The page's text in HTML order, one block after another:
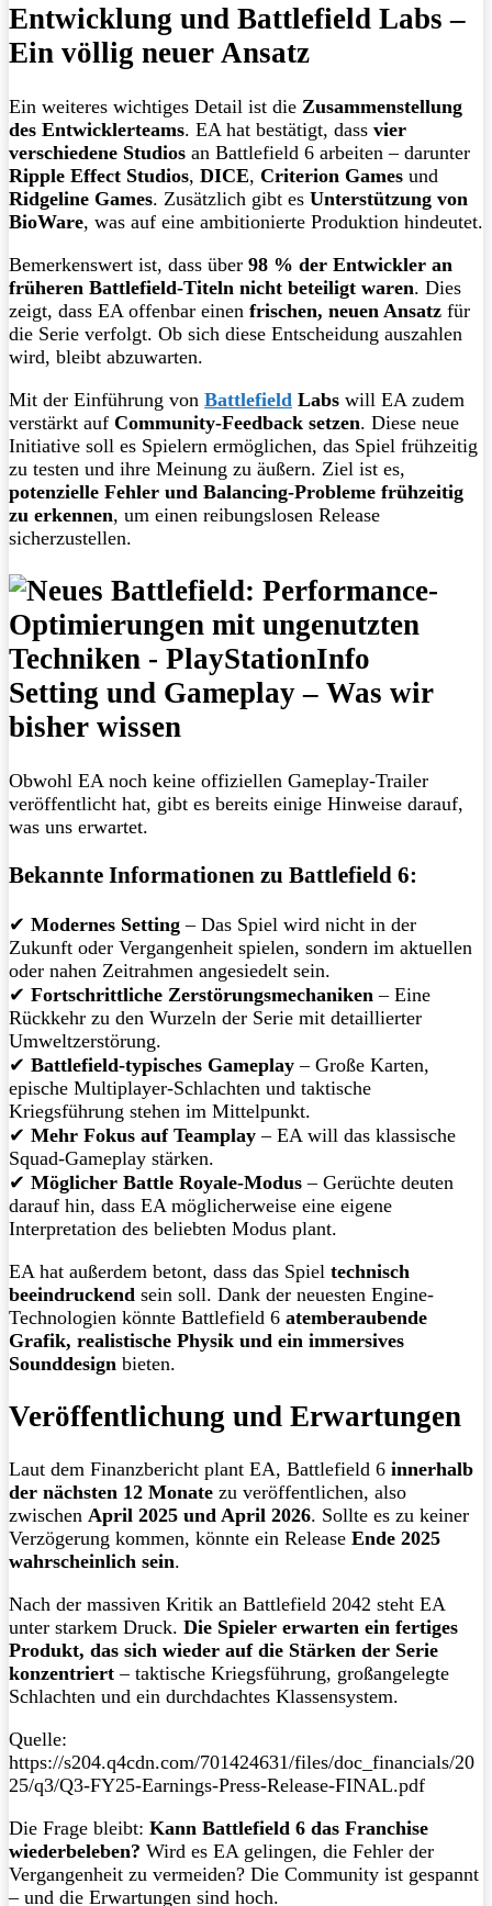
Entwicklung und Battlefield Labs –
Ein völlig neuer Ansatz
Ein weiteres wichtiges Detail ist die Zusammenstellung
des Entwicklerteams. EA hat bestätigt, dass vier
verschiedene Studios an Battlefield 6 arbeiten – darunter
Ripple Effect Studios, DICE, Criterion Games und
Ridgeline Games. Zusätzlich gibt es Unterstützung von
BioWare, was auf eine ambitionierte Produktion hindeutet.
Bemerkenswert ist, dass über 98 % der Entwickler an
früheren Battlefield-Titeln nicht beteiligt waren. Dies
zeigt, dass EA offenbar einen frischen, neuen Ansatz für
die Serie verfolgt. Ob sich diese Entscheidung auszahlen
wird, bleibt abzuwarten.
Mit der Einführung von Battlefield Labs will EA zudem
verstärkt auf Community-Feedback setzen. Diese neue
Initiative soll es Spielern ermöglichen, das Spiel frühzeitig
zu testen und ihre Meinung zu äußern. Ziel ist es,
potenzielle Fehler und Balancing-Probleme frühzeitig
zu erkennen, um einen reibungslosen Release
sicherzustellen.
Setting und Gameplay – Was wir
bisher wissen
Obwohl EA noch keine offiziellen Gameplay-Trailer
veröffentlicht hat, gibt es bereits einige Hinweise darauf,
was uns erwartet.
Bekannte Informationen zu Battlefield 6:
✔ Modernes Setting – Das Spiel wird nicht in der
Zukunft oder Vergangenheit spielen, sondern im aktuellen
oder nahen Zeitrahmen angesiedelt sein.
✔ Fortschrittliche Zerstörungsmechaniken – Eine
Rückkehr zu den Wurzeln der Serie mit detaillierter
Umweltzerstörung.
✔ Battlefield-typisches Gameplay – Große Karten,
epische Multiplayer-Schlachten und taktische
Kriegsführung stehen im Mittelpunkt.
✔ Mehr Fokus auf Teamplay – EA will das klassische
Squad-Gameplay stärken.
✔ Möglicher Battle Royale-Modus – Gerüchte deuten
darauf hin, dass EA möglicherweise eine eigene
Interpretation des beliebten Modus plant.
EA hat außerdem betont, dass das Spiel technisch
beeindruckend sein soll. Dank der neuesten Engine-
Technologien könnte Battlefield 6 atemberaubende
Grafik, realistische Physik und ein immersives
Sounddesign bieten.
Veröffentlichung und Erwartungen
Laut dem Finanzbericht plant EA, Battlefield 6 innerhalb
der nächsten 12 Monate zu veröffentlichen, also
zwischen April 2025 und April 2026. Sollte es zu keiner
Verzögerung kommen, könnte ein Release Ende 2025
wahrscheinlich sein.
Nach der massiven Kritik an Battlefield 2042 steht EA
unter starkem Druck. Die Spieler erwarten ein fertiges
Produkt, das sich wieder auf die Stärken der Serie
konzentriert – taktische Kriegsführung, großangelegte
Schlachten und ein durchdachtes Klassensystem.
Quelle:
https://s204.q4cdn.com/701424631/files/doc_financials/20
25/q3/Q3-FY25-Earnings-Press-Release-FINAL.pdf
Die Frage bleibt: Kann Battlefield 6 das Franchise
wiederbeleben? Wird es EA gelingen, die Fehler der
Vergangenheit zu vermeiden? Die Community ist gespannt
– und die Erwartungen sind hoch.